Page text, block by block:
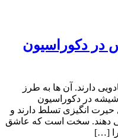
در دکوراسیون
دارند. آن ها به طرز
شیشه در دکوراسیون
انگیزی تسلط دارند و
می دهند. سخت است که عاشق
را […]